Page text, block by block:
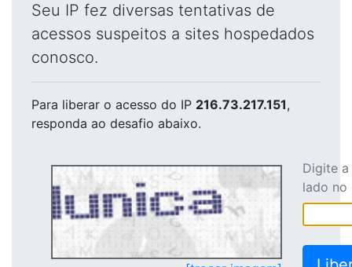
Seu IP fez diversas tentativas de
acessos suspeitos a sites hospedados
conosco.
Para liberar o acesso do IP 216.73.217.151,
responda ao desafio abaixo.
Digite
lado no